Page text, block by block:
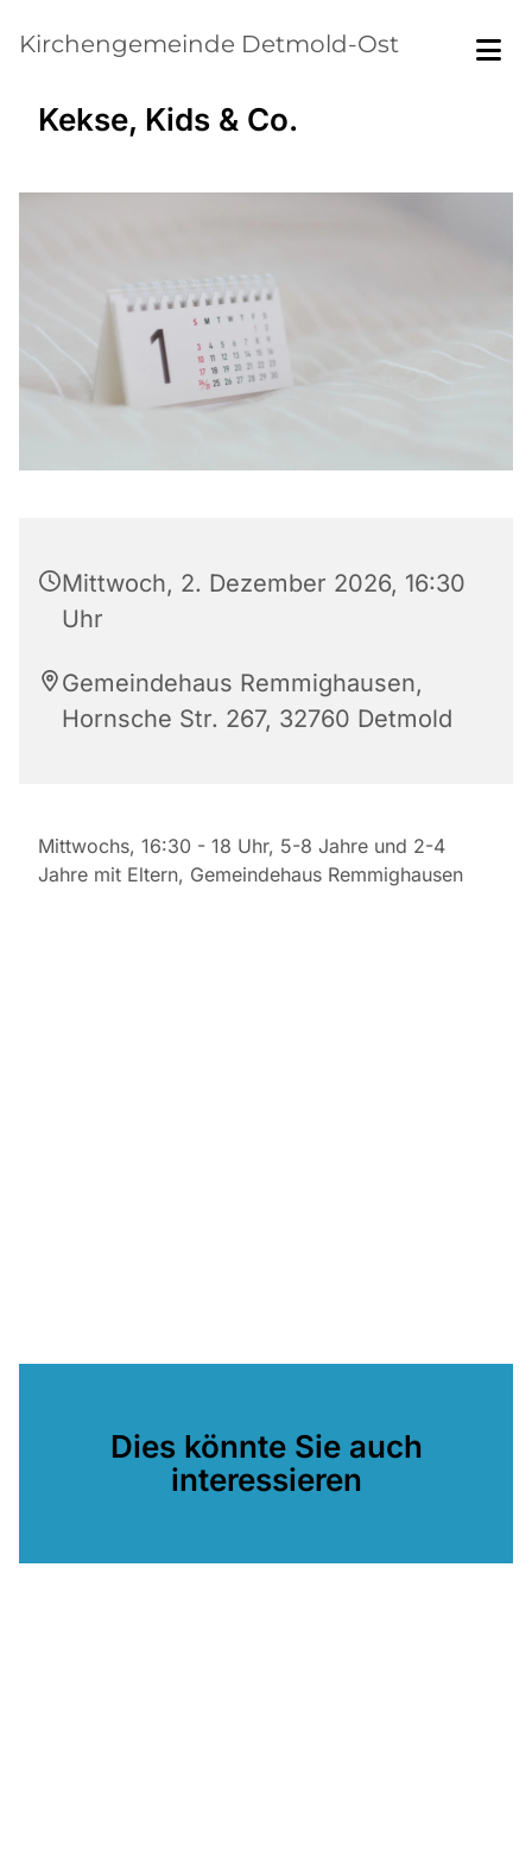
Kirchengemeinde Detmold-Ost
Kekse, Kids & Co.
Mittwoch, 2. Dezember 2026, 16:30
Uhr
Gemeindehaus Remmighausen,
Hornsche Str. 267, 32760 Detmold
Mittwochs, 16:30 - 18 Uhr, 5-8 Jahre und 2-4
Jahre mit Eltern, Gemeindehaus Remmighausen
Dies könnte Sie auch
interessieren